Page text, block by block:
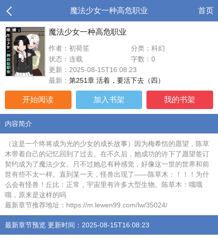
魔法少女一种高危职业 首页
魔法少女一种高危职业
作者：初荷笙
分类：科幻
状态：连载
字数：0
更新：2025-08-15T16:08:23
最新： 第251章 活着，要活下去（四）
开始阅读 加入书架 我的书架
内容简介
（这是一个终将成为光的少女的成长故事）因为梅希恬的愿望，陈草
木带着自己的记忆回到了过去。在不久后，她成功的许下了愿望签订
契约成为了魔法少女。只不过她总有种感觉，好像这一世的世界和前
世有些不太一样。直到某一天，怪兽出现了——陈草木：！！！为什
么会有怪兽！丘比：正常，宇宙里有许多大型生物。陈草木：哦哦
哦，原来是这样的吗
最新章节推荐地址：https://m.lewen99.com/lw/35024/
最新章节预览 更新时间：2025-08-15T16:08:23